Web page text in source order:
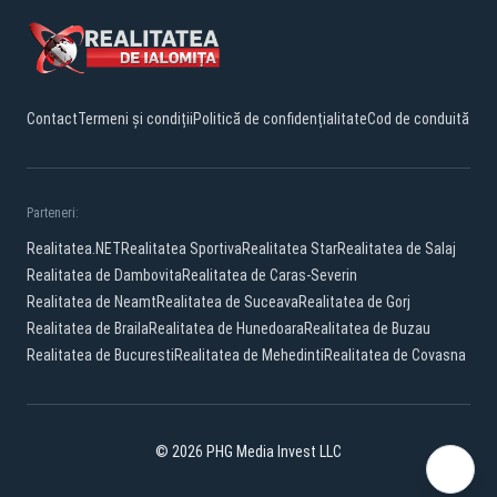
ContactTermeni și condițiiPolitică de confidențialitateCod de conduită
Parteneri:
Realitatea.NETRealitatea SportivaRealitatea StarRealitatea de Salaj
Realitatea de DambovitaRealitatea de Caras-Severin
Realitatea de NeamtRealitatea de SuceavaRealitatea de Gorj
Realitatea de BrailaRealitatea de HunedoaraRealitatea de Buzau
Realitatea de BucurestiRealitatea de MehedintiRealitatea de Covasna
© 2026 PHG Media Invest LLC